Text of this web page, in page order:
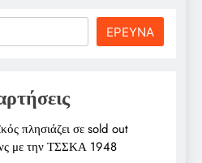
ΕΡΕΥΝΑ
πλησιάζει σε sold out
με την ΤΣΣΚΑ 1948